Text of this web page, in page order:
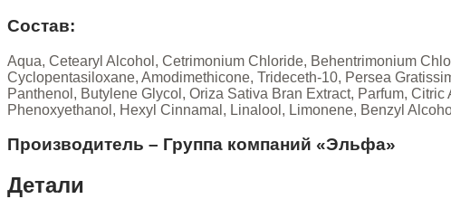
Состав:
Aqua, Cetearyl Alcohol, Cetrimonium Chloride, Behentrimonium
Cyclopentasiloxane, Amodimethiconе, Trideceth-10, Persea
Panthenol, Butylene Glycol, Oriza Sativa Bran Extract, Parfum,
Phenoxyethanol, Hexyl Cinnamal, Linalool, Limonene, Benzyl
Производитель – Группа компаний «Эльфа»
Детали